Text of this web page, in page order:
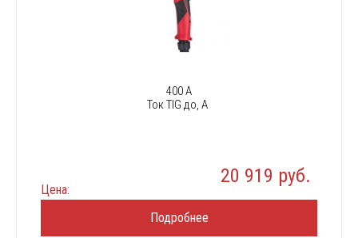
400 А
Ток TIG до, А
Цена:
20 919 руб.
Подробнее